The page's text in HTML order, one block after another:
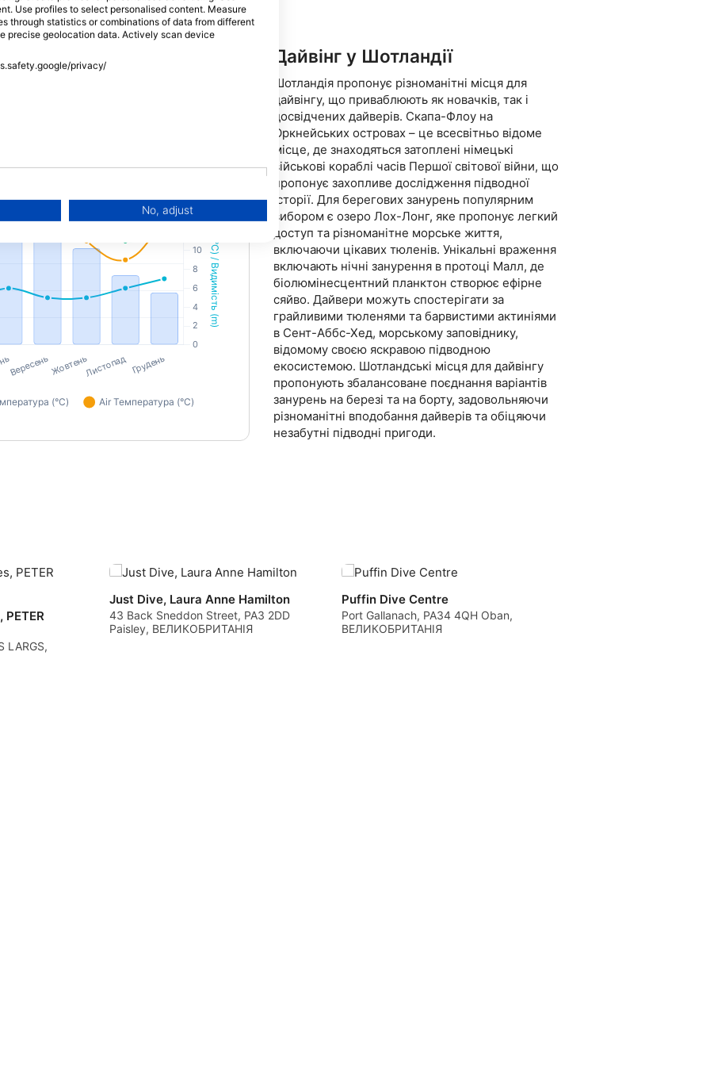
компетентності під час кожної майбутньої Underwater
пригоди.Після завершення ви отримаєте сертифікат
SSI «Enriched Air Nitrox 40%».
Дайвінг у Шотландії
Шотландія пропонує різноманітні місця для
дайвінгу, що приваблюють як новачків, так і
досвідчених дайверів. Скапа-Флоу на
Оркнейських островах – це всесвітньо відоме
місце, де знаходяться затоплені німецькі
військові кораблі часів Першої світової війни, що
пропонує захопливе дослідження підводної
історії. Для берегових занурень популярним
вибором є озеро Лох-Лонг, яке пропонує легкий
доступ та різноманітне морське життя,
включаючи цікавих тюленів. Унікальні враження
включають нічні занурення в протоці Малл, де
біолюмінесцентний планктон створює ефірне
сяйво. Дайвери можуть спостерігати за
грайливими тюленями та барвистими актиніями
в Сент-Аббс-Хед, морському заповіднику,
відомому своєю яскравою підводною
екосистемою. Шотландські місця для дайвінгу
пропонують збалансоване поєднання варіантів
занурень на березі та на борту, задовольняючи
різноманітні вподобання дайверів та обіцяючи
незабутні підводні пригоди.
LARGS,
Just Dive, Laura Anne Hamilton
43 Back Sneddon Street, PA3 2DD
Paisley, ВЕЛИКОБРИТАНІЯ
Puffin Dive Centre
Port Gallanach, PA34 4QH Oban,
ВЕЛИКОБРИТАНІЯ
Use profiles to select personalised content. Measure
through statistics or combinations of data from different
precise geolocation data. Actively scan device
privacy/
from different sources
No, adjust